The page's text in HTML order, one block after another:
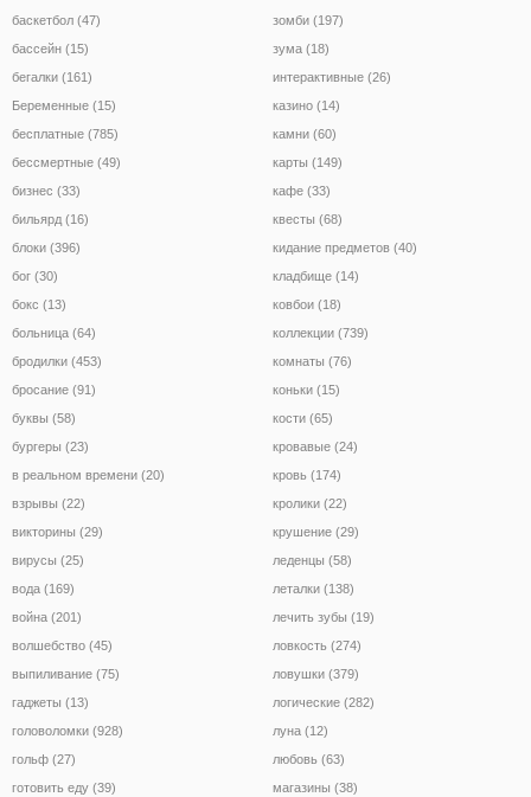
баскетбол (47)
бассейн (15)
бегалки (161)
Беременные (15)
бесплатные (785)
бессмертные (49)
бизнес (33)
бильярд (16)
блоки (396)
бог (30)
бокс (13)
больница (64)
бродилки (453)
бросание (91)
буквы (58)
бургеры (23)
в реальном времени (20)
взрывы (22)
викторины (29)
вирусы (25)
вода (169)
война (201)
волшебство (45)
выпиливание (75)
гаджеты (13)
головоломки (928)
гольф (27)
готовить еду (39)
зомби (197)
зума (18)
интерактивные (26)
казино (14)
камни (60)
карты (149)
кафе (33)
квесты (68)
кидание предметов (40)
кладбище (14)
ковбои (18)
коллекции (739)
комнаты (76)
коньки (15)
кости (65)
кровавые (24)
кровь (174)
кролики (22)
крушение (29)
леденцы (58)
леталки (138)
лечить зубы (19)
ловкость (274)
ловушки (379)
логические (282)
луна (12)
любовь (63)
магазины (38)